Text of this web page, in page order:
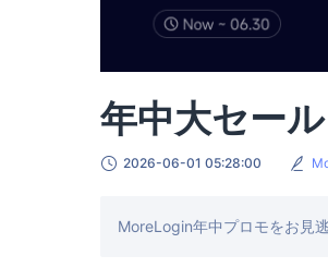
年中大セー
2026-06-01 05:28:00
MoreLogin年中プロモをお見